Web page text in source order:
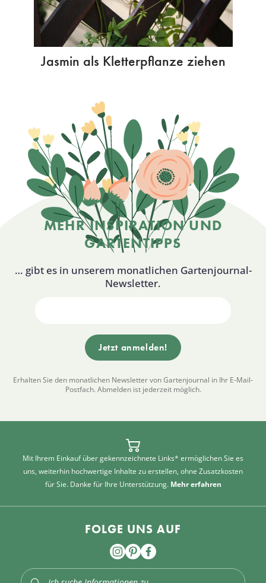
Jasmin als Kletterpflanze ziehen
MEHR INSPIRATION UND
GARTENTIPPS
… gibt es in unserem monatlichen Gartenjournal-
Newsletter.
Erhalten Sie den monatlichen Newsletter von Gartenjournal in Ihr E-Mail-
Postfach. Abmelden ist jederzeit möglich.
Mit Ihrem Einkauf über gekennzeichnete Links* ermöglichen Sie es
uns, weiterhin hochwertige Inhalte zu erstellen, ohne Zusatzkosten
für Sie. Danke für Ihre Unterstützung. Mehr erfahren
FOLGE UNS AUF